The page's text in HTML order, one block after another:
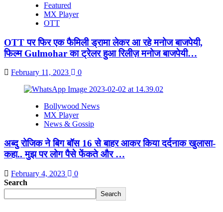
Featured
MX Player
OTT
OTT पर फिर एक फैमिली ड्रामा लेकर आ रहे मनोज बाजपेयी,
फिल्म Gulmohar का ट्रेलर हुआ रिलीज़ मनोज बाजपेयी…
February 11, 2023 0
Bollywood News
MX Player
News & Gossip
अब्दु रोजिक ने बिग बॉस 16 से बाहर आकर किया दर्दनाक खुलासा-
कहा.. मुझ पर लोग पैसे फेंकते और …
February 4, 2023
0
Search
Search